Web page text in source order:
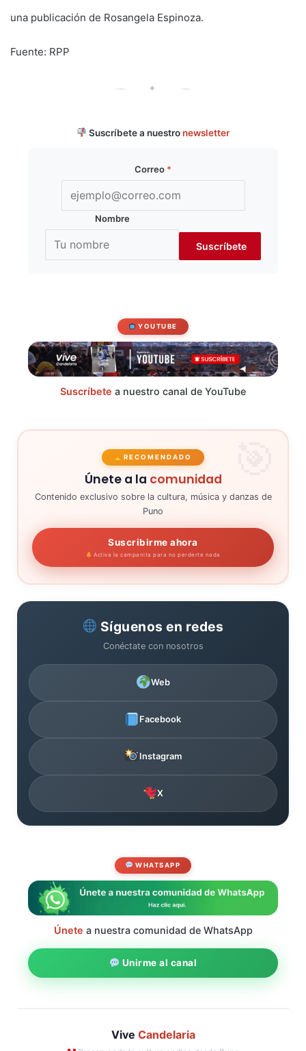
una publicación de Rosangela Espinoza.
Fuente: RPP
✦
Suscríbete a nuestro newsletter
Correo *
Nombre
YOUTUBE
Suscríbete a nuestro canal de YouTube
RECOMENDADO
Únete a la comunidad
Contenido exclusivo sobre la cultura, música y danzas de
Puno
Suscribirme ahora
Activa la campanita para no perderte nada
Síguenos en redes
Conéctate con nosotros
Web
Facebook
Instagram
X
WHATSAPP
Únete a nuestra comunidad de WhatsApp
Unirme al canal
Vive Candelaria